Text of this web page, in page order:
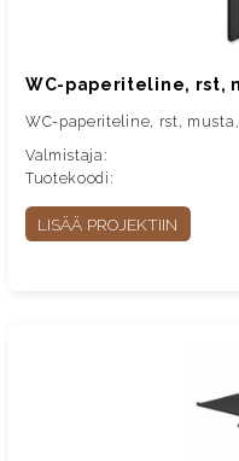
WC-paperiteline, rst,
WC-paperiteline, rst, musta,
Valmistaja:
Tuotekoodi:
LISÄÄ PROJEKTIIN